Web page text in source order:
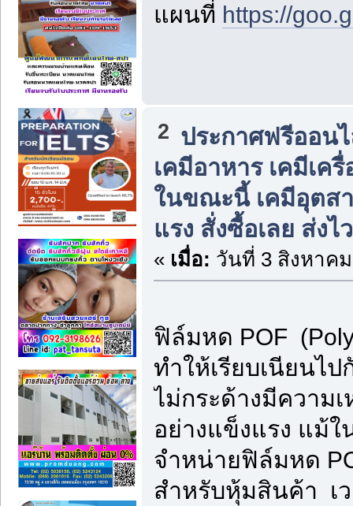
แผนที่ https://
2 ประกาศฟรีออน
เคมีอาหาร เคมีเค
ในขณะนี้ เคมีอุตส
แรง สั่งซื้อเลย ส่งไว
« เมื่อ: วันที่ 3 สิงหาคม
ฟิล์มหด POF
ทำให้เรียบเนียนไ
ไม่กระด้างมีความ
อย่างแข็งแรง แม้ใ
จำหน่ายฟิล์มหด
สำหรับหุ้มสินค้า เ